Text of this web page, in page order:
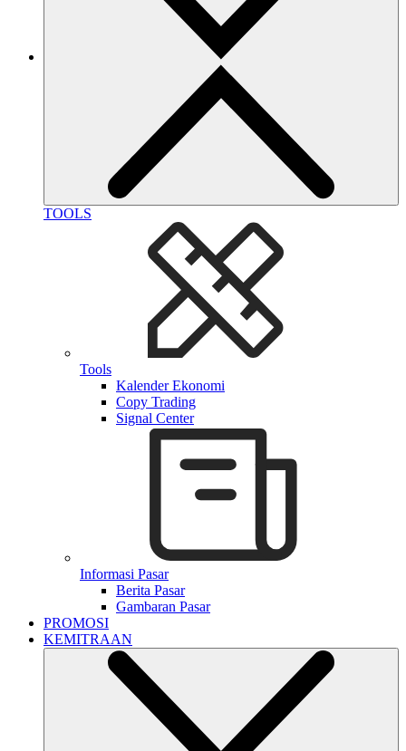
TOOLS
Tools
Kalender Ekonomi
Copy Trading
Signal Center
Informasi Pasar
Berita Pasar
Gambaran Pasar
PROMOSI
KEMITRAAN